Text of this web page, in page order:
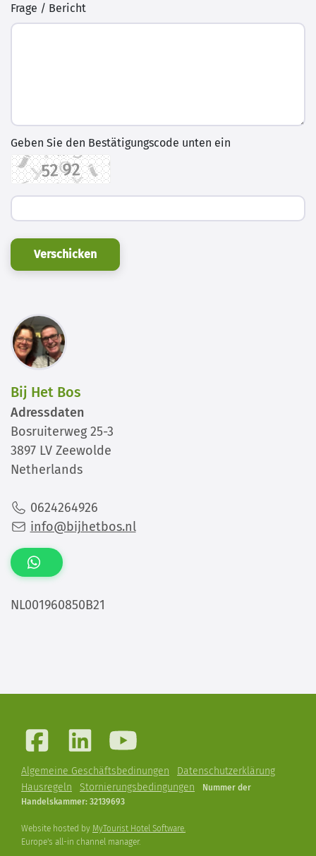
Frage / Bericht
Geben Sie den Bestätigungscode unten ein
Verschicken
Bij Het Bos
Adressdaten
Bosruiterweg 25-3
3897 LV Zeewolde
Netherlands
0624264926
info@bijhetbos.nl
NL001960850B21
Algemeine Geschäftsbedinungen
Datenschutzerklärung
Hausregeln
Stornierungsbedingungen
Nummer der
Handelskammer: 32139693
Website hosted by MyTourist Hotel Software.
Europe's all-in channel manager.